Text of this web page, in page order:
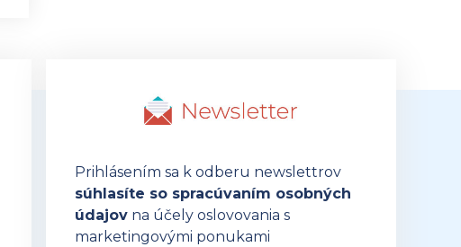
Prihlásením sa k odberu newslettrov
súhlasíte so spracúvaním osobných
údajovna účely oslovovania s
marketingovými ponukami